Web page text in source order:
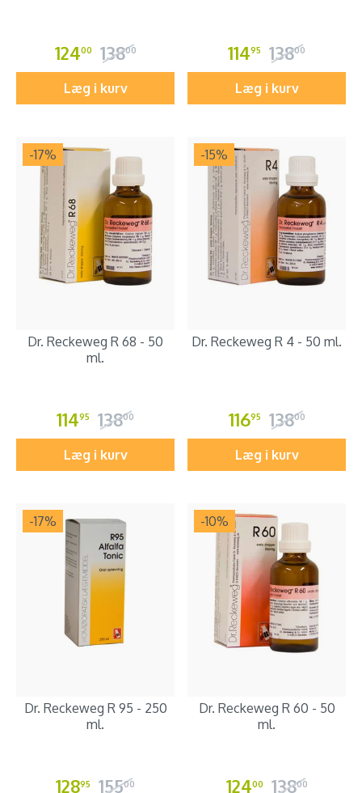
12400 13800
Læg i kurv
11495 13800
Læg i kurv
-17%
Dr. Reckeweg R 68 - 50
ml.
11495 13800
Læg i kurv
-15%
Dr. Reckeweg R 4 - 50 ml.
11695 13800
Læg i kurv
-17%
Dr. Reckeweg R 95 - 250
ml.
12895 15500
-10%
Dr. Reckeweg R 60 - 50
ml.
12400 13800